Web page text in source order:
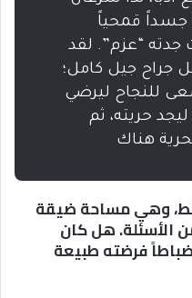
جسداً قمحياً
“عزم”. لقد
جيل كامل؛
للنجاح ليرضي
حريته، ثم
هناك
صفحة فقط، وهي مساحة ضيقة
الأسئلة. هل كان
فرضته طبيعة